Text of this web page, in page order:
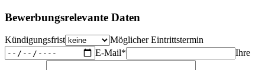
Bewerbungsrelevante Daten
Kündigungsfrist
Möglicher Eintrittstermin
E-Mail*
Ihre